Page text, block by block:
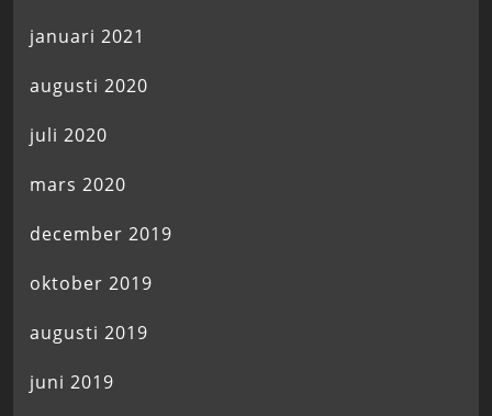
januari 2021
augusti 2020
juli 2020
mars 2020
december 2019
oktober 2019
augusti 2019
juni 2019